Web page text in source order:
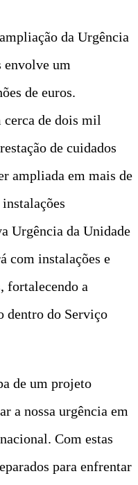
da Urgência
um
de euros.
de dois mil
de cuidados
ampliada em mais de
Urgência da Unidade
com instalações e
fortalecendo a
dentro do Serviço
de um projeto
a nossa urgência em
Com estas
para enfrentar